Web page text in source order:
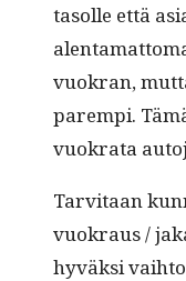
tasolle että
vuokran,
parem­pi.
vuokra­ta
Tarvi­taan
vuokraus /
hyväk­si